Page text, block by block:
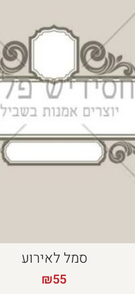
סמל לאירוע
₪55